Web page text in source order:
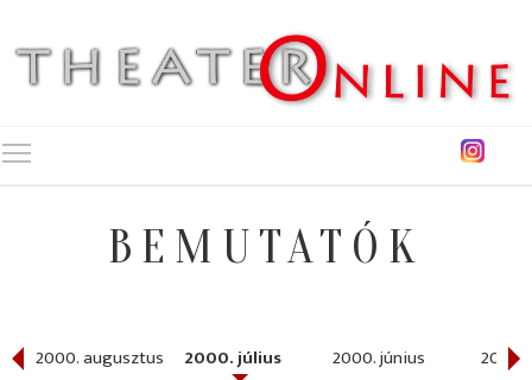
BEMUTATÓK
2000. augusztus 2000. július 2000. június 2000.